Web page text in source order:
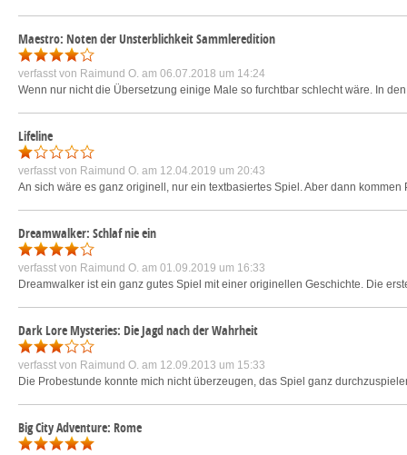
Maestro: Noten der Unsterblichkeit Sammleredition
verfasst von Raimund O. am 06.07.2018 um 14:24
Wenn nur nicht die Übersetzung einige Male so furchtbar schlecht wäre. In
Lifeline
verfasst von Raimund O. am 12.04.2019 um 20:43
An sich wäre es ganz originell, nur ein textbasiertes Spiel. Aber dann
Dreamwalker: Schlaf nie ein
verfasst von Raimund O. am 01.09.2019 um 16:33
Dreamwalker ist ein ganz gutes Spiel mit einer originellen Geschichte. Die
Dark Lore Mysteries: Die Jagd nach der Wahrheit
verfasst von Raimund O. am 12.09.2013 um 15:33
Die Probestunde konnte mich nicht überzeugen, das Spiel ganz
Big City Adventure: Rome